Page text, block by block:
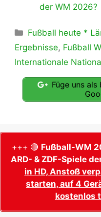
der WM 2026?
Kategorien
Fußball heute *
Ergebnisse, Fußball
Internationale
Füge uns
+++ 🔴 Fußball-WM
ARD- & ZDF-Spiele
in HD, Anstoß
starten, auf 4
kostenlos